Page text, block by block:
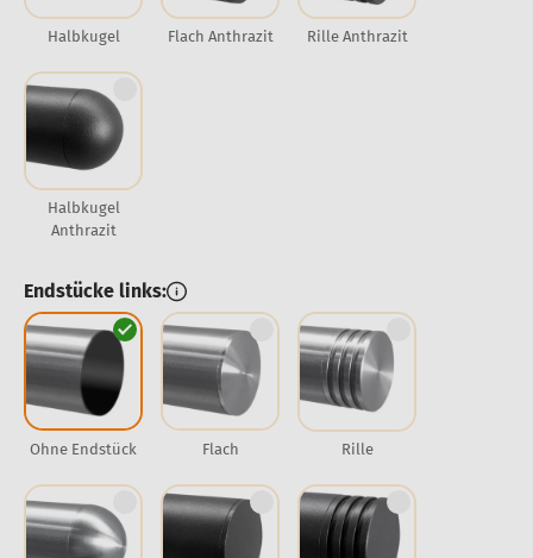
Halbkugel Flach Anthrazit Rille Anthrazit
Halbkugel
Anthrazit
Endstücke links:
Ohne Endstück Flach Rille